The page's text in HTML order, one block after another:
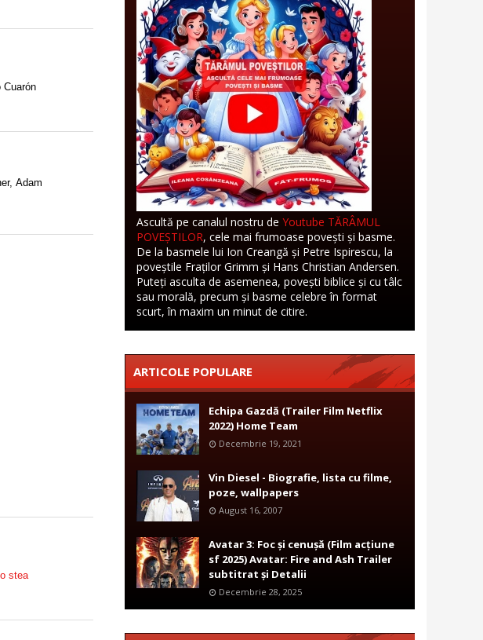
Cuarón
, Adam
stea
Ascultă pe canalul nostru de Youtube TĂRÂMUL
POVEȘTILOR, cele mai frumoase povești și basme.
De la basmele lui Ion Creangă și Petre Ispirescu, la
poveștile Fraților Grimm și Hans Christian Andersen.
Puteți asculta de asemenea, povești biblice și cu tâlc
sau morală, precum și basme celebre în format
scurt, în maxim un minut de citire.
ARTICOLE POPULARE
Echipa Gazdă (Trailer Film Netflix
2022) Home Team
Decembrie 19, 2021
Vin Diesel - Biografie, lista cu filme,
poze, wallpapers
August 16, 2007
Avatar 3: Foc și cenușă (Film acțiune
sf 2025) Avatar: Fire and Ash Trailer
subtitrat și Detalii
Decembrie 28, 2025